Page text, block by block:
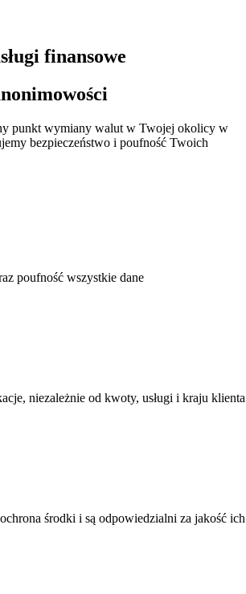
finansowe
punkt wymiany walut w Twojej okolicy w
bezpieczeństwo i poufność Twoich
poufność wszystkie dane
niezależnie od kwoty, usługi i kraju klienta
ochrona środki i są odpowiedzialni za jakość ich